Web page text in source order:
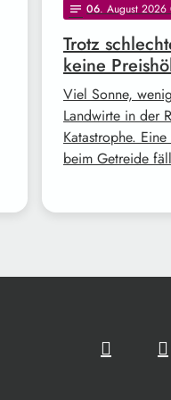
notes 06. August
Trotz
keine
Viel Sonne,
Landwirte in der
Katastrophe.
beim Getreide